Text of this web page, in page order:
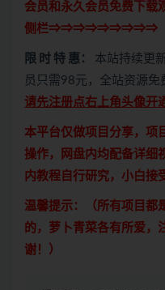
会员和永久会员免费
侧栏⇒⇒⇒⇒⇒⇒⇒⇒⇒
限 时 特 惠： 本站持续更
员只需98元，全站资源免
请先注册点右上角头像开
本平台仅做项目分享，项
操作，网盘内均配备详细
内教程自行研究，小白接
温馨提示：（所有项目都
的，萝卜青菜各有所爱，
谢！）